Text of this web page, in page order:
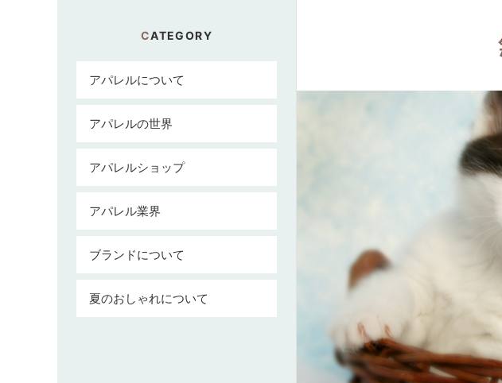
CATEGORY
アパレルについて
アパレルの世界
アパレルショップ
アパレル業界
ブランドについて
夏のおしゃれについて